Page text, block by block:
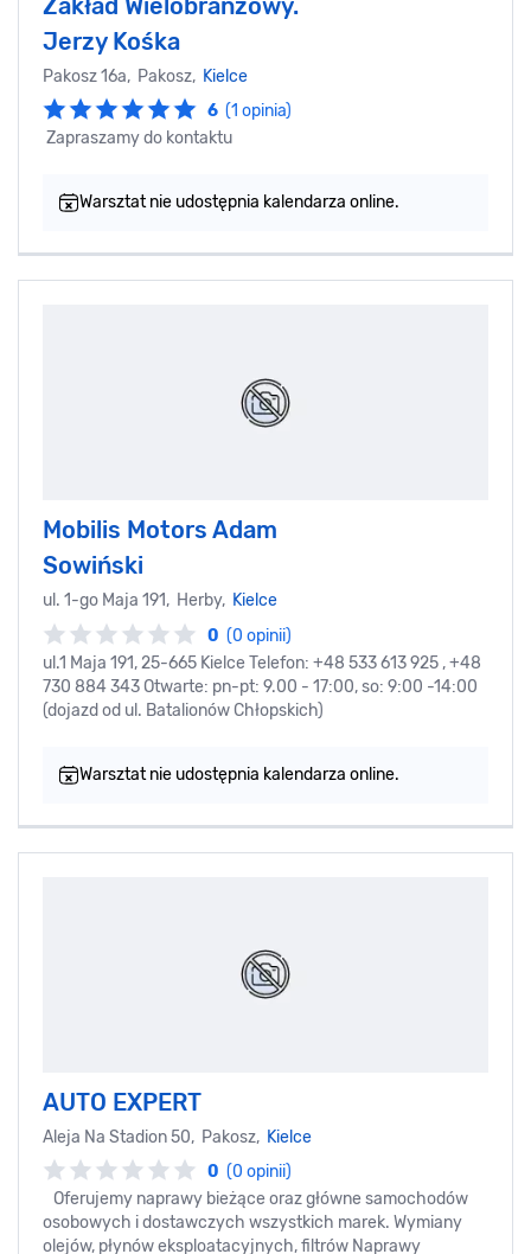
Zakład Wielobranżowy.
Jerzy Kośka
Pakosz 16a, Pakosz, Kielce
6 (1 opinia)
Zapraszamy do kontaktu
Warsztat nie udostępnia kalendarza online.
Mobilis Motors Adam
Sowiński
ul. 1-go Maja 191, Herby, Kielce
0 (0 opinii)
ul.1 Maja 191, 25-665 Kielce Telefon: +48 533 613 925 , +48
730 884 343 Otwarte: pn-pt: 9.00 - 17:00, so: 9:00 -14:00
(dojazd od ul. Batalionów Chłopskich)
Warsztat nie udostępnia kalendarza online.
AUTO EXPERT
Aleja Na Stadion 50, Pakosz, Kielce
0 (0 opinii)
Oferujemy naprawy bieżące oraz główne samochodów
osobowych i dostawczych wszystkich marek. Wymiany
olejów, płynów eksploatacyjnych, filtrów Naprawy